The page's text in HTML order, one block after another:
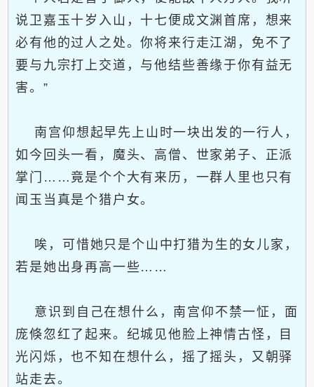
说卫嘉玉十岁入山，十七便成文渊首席，想来
必有他的过人之处。你将来行走江湖，免不了
要与九宗打上交道，与他结些善缘于你有益无
害。”
南宫仰想起早先上山时一块出发的一行人，
如今回头一看，魔头、高僧、世家弟子、正派
掌门……竟是个个大有来历，一群人里也只有
闻玉当真是个猎户女。
唉，可惜她只是个山中打猎为生的女儿家，
若是她出身再高一些……
意识到自己在想什么，南宫仰不禁一怔，面
庞倏忽红了起来。纪城见他脸上神情古怪，目
光闪烁，也不知在想什么，摇了摇头，又朝驿
站走去。